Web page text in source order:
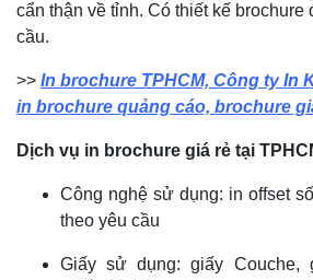
cẩn thận về tỉnh. Có thiết kế brochure
cầu.
>> In brochure TPHCM, Công ty In
in brochure quảng cáo, brochure
Dịch vụ in brochure giá rẻ tại
Công nghệ sử dụng: in offset
theo yêu cầu
Giấy sử dụng: giấy Couche,